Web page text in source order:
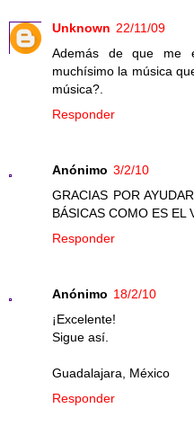
Unknown 22/11/09
Además de que me
muchísimo la música
música?.
Responder
Anónimo 3/2/10
GRACIAS POR
BÁSICAS COMO ES EL
Responder
Anónimo 18/2/10
¡Excelente!
Sigue así.
Guadalajara, México
Responder